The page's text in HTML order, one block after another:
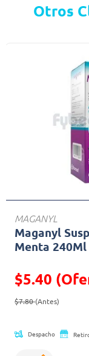
Otros
MAGANYL
Maganyl
Menta 240Ml
$5.40
Precio reducido de
$7.80(Antes)
Despacho